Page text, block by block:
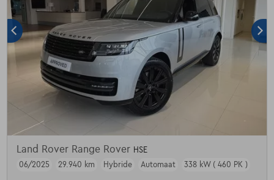
Land Rover Range Rover HSE
06/2025
29.940 km Hybride Automaat 338 kW ( 460 PK )